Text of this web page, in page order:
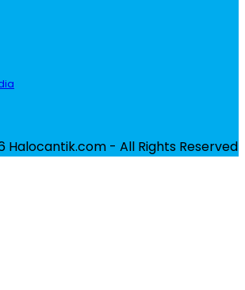
Halocantik.com - All Rights Reserved